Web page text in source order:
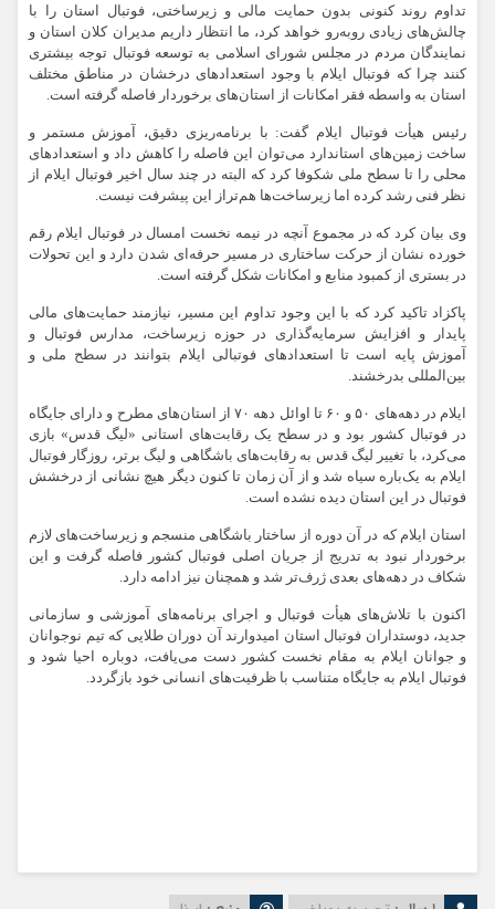
تداوم روند کنونی بدون حمایت مالی و زیرساختی، فوتبال استان را با
چالش‌های زیادی روبه‌رو خواهد کرد، ما انتظار داریم مدیران کلان استان و
نمایندگان مردم در مجلس شورای اسلامی به توسعه فوتبال توجه بیشتری
کنند چرا که فوتبال ایلام با وجود استعدادهای درخشان در مناطق مختلف
استان به واسطه فقر امکانات از استان‌های برخوردار فاصله گرفته است.
رئیس هیأت فوتبال ایلام گفت: با برنامه‌ریزی دقیق، آموزش مستمر و
ساخت زمین‌های استاندارد می‌توان این فاصله را کاهش داد و استعدادهای
محلی را تا سطح ملی شکوفا کرد که البته در چند سال اخیر فوتبال ایلام از
نظر فنی رشد کرده اما زیرساخت‌ها هم‌تراز این پیشرفت نیست.
وی بیان کرد که در مجموع آنچه در نیمه نخست امسال در فوتبال ایلام رقم
خورده نشان از حرکت ساختاری در مسیر حرفه‌ای شدن دارد و این تحولات
در بستری از کمبود منابع و امکانات شکل گرفته است.
پاکزاد تاکید کرد که با این وجود تداوم این مسیر، نیازمند حمایت‌های مالی
پایدار و افزایش سرمایه‌گذاری در حوزه زیرساخت، مدارس فوتبال و
آموزش پایه است تا استعدادهای فوتبالی ایلام بتوانند در سطح ملی و
بین‌المللی بدرخشند.
ایلام در دهه‌های ۵۰ و ۶۰ تا اوائل دهه ۷۰ از استان‌های مطرح و دارای جایگاه
در فوتبال کشور بود و در سطح یک رقابت‌های استانی «لیگ قدس» بازی
می‌کرد، با تغییر لیگ قدس به رقابت‌های باشگاهی و لیگ برتر، روزگار فوتبال
ایلام به یک‌باره سیاه شد و از آن زمان تا کنون دیگر هیچ نشانی از درخشش
فوتبال در این استان دیده نشده است.
استان ایلام که در آن دوره از ساختار باشگاهی منسجم و زیرساخت‌های لازم
برخوردار نبود به تدریج از جریان اصلی فوتبال کشور فاصله گرفت و این
شکاف در دهه‌های بعدی ژرف‌تر شد و همچنان نیز ادامه دارد.
اکنون با تلاش‌های هیأت فوتبال و اجرای برنامه‌های آموزشی و سازمانی
جدید، دوستداران فوتبال استان امیدوارند آن دوران طلایی که تیم نوجوانان
و جوانان ایلام به مقام نخست کشور دست می‌یافت، دوباره احیا شود و
فوتبال ایلام به جایگاه متناسب با ظرفیت‌های انسانی خود بازگردد.